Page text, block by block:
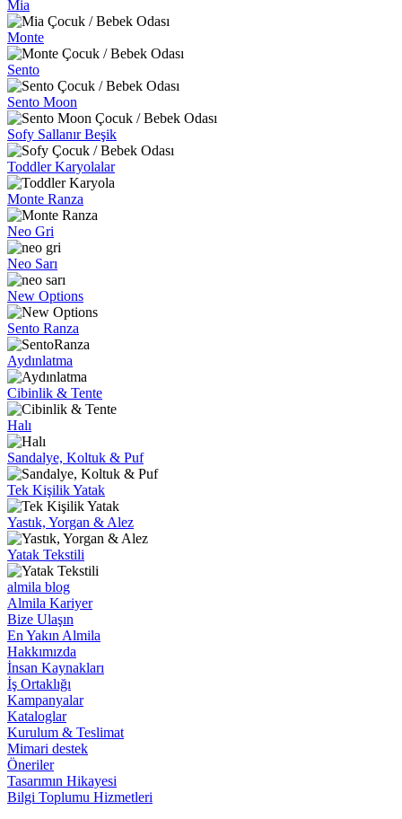
Mia
Monte
Sento
Sento Moon
Sofy Sallanır Beşik
Toddler Karyolalar
Monte Ranza
Neo Gri
Neo Sarı
New Options
Sento Ranza
Aydınlatma
Cibinlik & Tente
Halı
Sandalye, Koltuk & Puf
Tek Kişilik Yatak
Yastık, Yorgan & Alez
Yatak Tekstili
almila blog
Almila Kariyer
Bize Ulaşın
En Yakın Almila
Hakkımızda
İnsan Kaynakları
İş Ortaklığı
Kampanyalar
Kataloglar
Kurulum & Teslimat
Mimari destek
Öneriler
Tasarımın Hikayesi
Bilgi Toplumu Hizmetleri